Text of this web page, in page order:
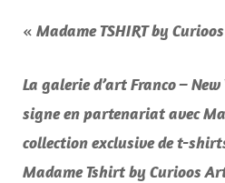
« Madame TSHIRT by
La galerie d’art Franco –
signe en partenariat avec
collection exclusive de t-
Madame Tshirt by Curioos